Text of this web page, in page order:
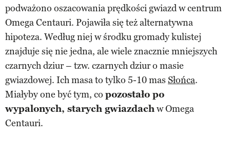
podważono oszacowania prędkości gwiazd w centrum
Omega Centauri. Pojawiła się też alternatywna
hipoteza. Według niej w środku gromady kulistej
znajduje się nie jedna, ale wiele znacznie mniejszych
czarnych dziur – tzw. czarnych dziur o masie
gwiazdowej. Ich masa to tylko 5-10 mas Słońca.
Miałyby one być tym, co pozostało po
wypalonych, starych gwiazdachw Omega
Centauri.